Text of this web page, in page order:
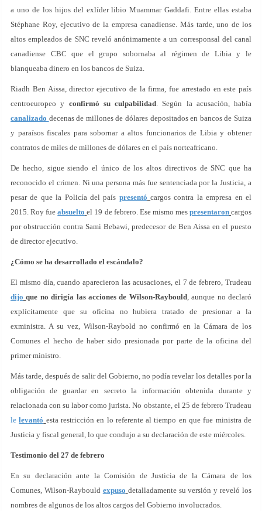
a uno de los hijos del exlíder libio Muammar Gaddafi. Entre ellas estaba
Stéphane Roy, ejecutivo de la empresa canadiense. Más tarde, uno de los
altos empleados de SNC reveló anónimamente a un corresponsal del canal
canadiense CBC que el grupo sobornaba al régimen de Libia y le
blanqueaba dinero en los bancos de Suiza.
Riadh Ben Aissa, director ejecutivo de la firma, fue arrestado en este país
centroeuropeo y confirmó su culpabilidad. Según la acusación, había
canalizado decenas de millones de dólares depositados en bancos de Suiza
y paraísos fiscales para sobornar a altos funcionarios de Libia y obtener
contratos de miles de millones de dólares en el país norteafricano.
De hecho, sigue siendo el único de los altos directivos de SNC que ha
reconocido el crimen. Ni una persona más fue sentenciada por la Justicia, a
pesar de que la Policía del país presentó cargos contra la empresa en el
2015. Roy fueabsuelto el 19 de febrero. Ese mismo mes presentaron cargos
por obstrucción contra Sami Bebawi, predecesor de Ben Aissa en el puesto
de director ejecutivo.
¿Cómo se ha desarrollado el escándalo?
El mismo día, cuando aparecieron las acusaciones, el 7 de febrero, Trudeau
dijo que no dirigía las acciones de Wilson-Raybould, aunque no declaró
explícitamente que su oficina no hubiera tratado de presionar a la
exministra. A su vez, Wilson-Raybold no confirmó en la Cámara de los
Comunes el hecho de haber sido presionada por parte de la oficina del
primer ministro.
Más tarde, después de salir del Gobierno, no podía revelar los detalles por la
obligación de guardar en secreto la información obtenida durante y
relacionada con su labor como jurista. No obstante, el 25 de febrero Trudeau
lelevantó esta restricción en lo referente al tiempo en que fue ministra de
Justicia y fiscal general, lo que condujo a su declaración de este miércoles.
Testimonio del 27 de febrero
En su declaración ante la Comisión de Justicia de la Cámara de los
Comunes, Wilson-Raybould expuso detalladamente su versión y reveló los
nombres de algunos de los altos cargos del Gobierno involucrados.